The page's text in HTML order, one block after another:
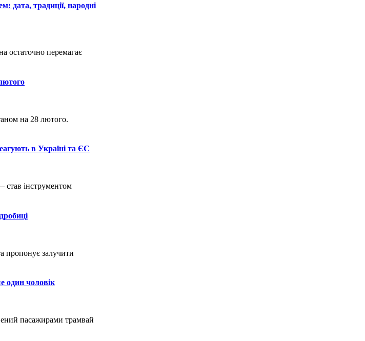
дата, традиції, народні
в Україні та ЄС
один чоловік